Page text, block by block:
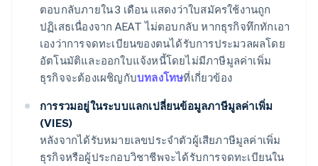
ตอบกลับภายใน 3 เดือน แสดงว่าใบสมัครใช้งานถูก
ปฏิเสธเนื่องจาก AEAT ไม่ตอบกลับ หากธุรกิจทึกทักเอา
เองว่าการจดทะเบียนของตนได้รับการประมวลผลโดย
อัตโนมัติและออกใบแจ้งหนี้โดยไม่มีภาษีมูลค่าเพิ่ม
ธุรกิจจะต้องเผชิญกับบทลงโทษที่เกี่ยวข้อง
การรวมอยู่ในระบบแลกเปลี่ยนข้อมูลภาษีมูลค่าเพิ่ม
(VIES)
หลังจากได้รับหมายเลขประจำตัวผู้เสียภาษีมูลค่าเพิ่ม
ธุรกิจหรือผู้ประกอบวิชาชีพจะได้รับการจดทะเบียนใน